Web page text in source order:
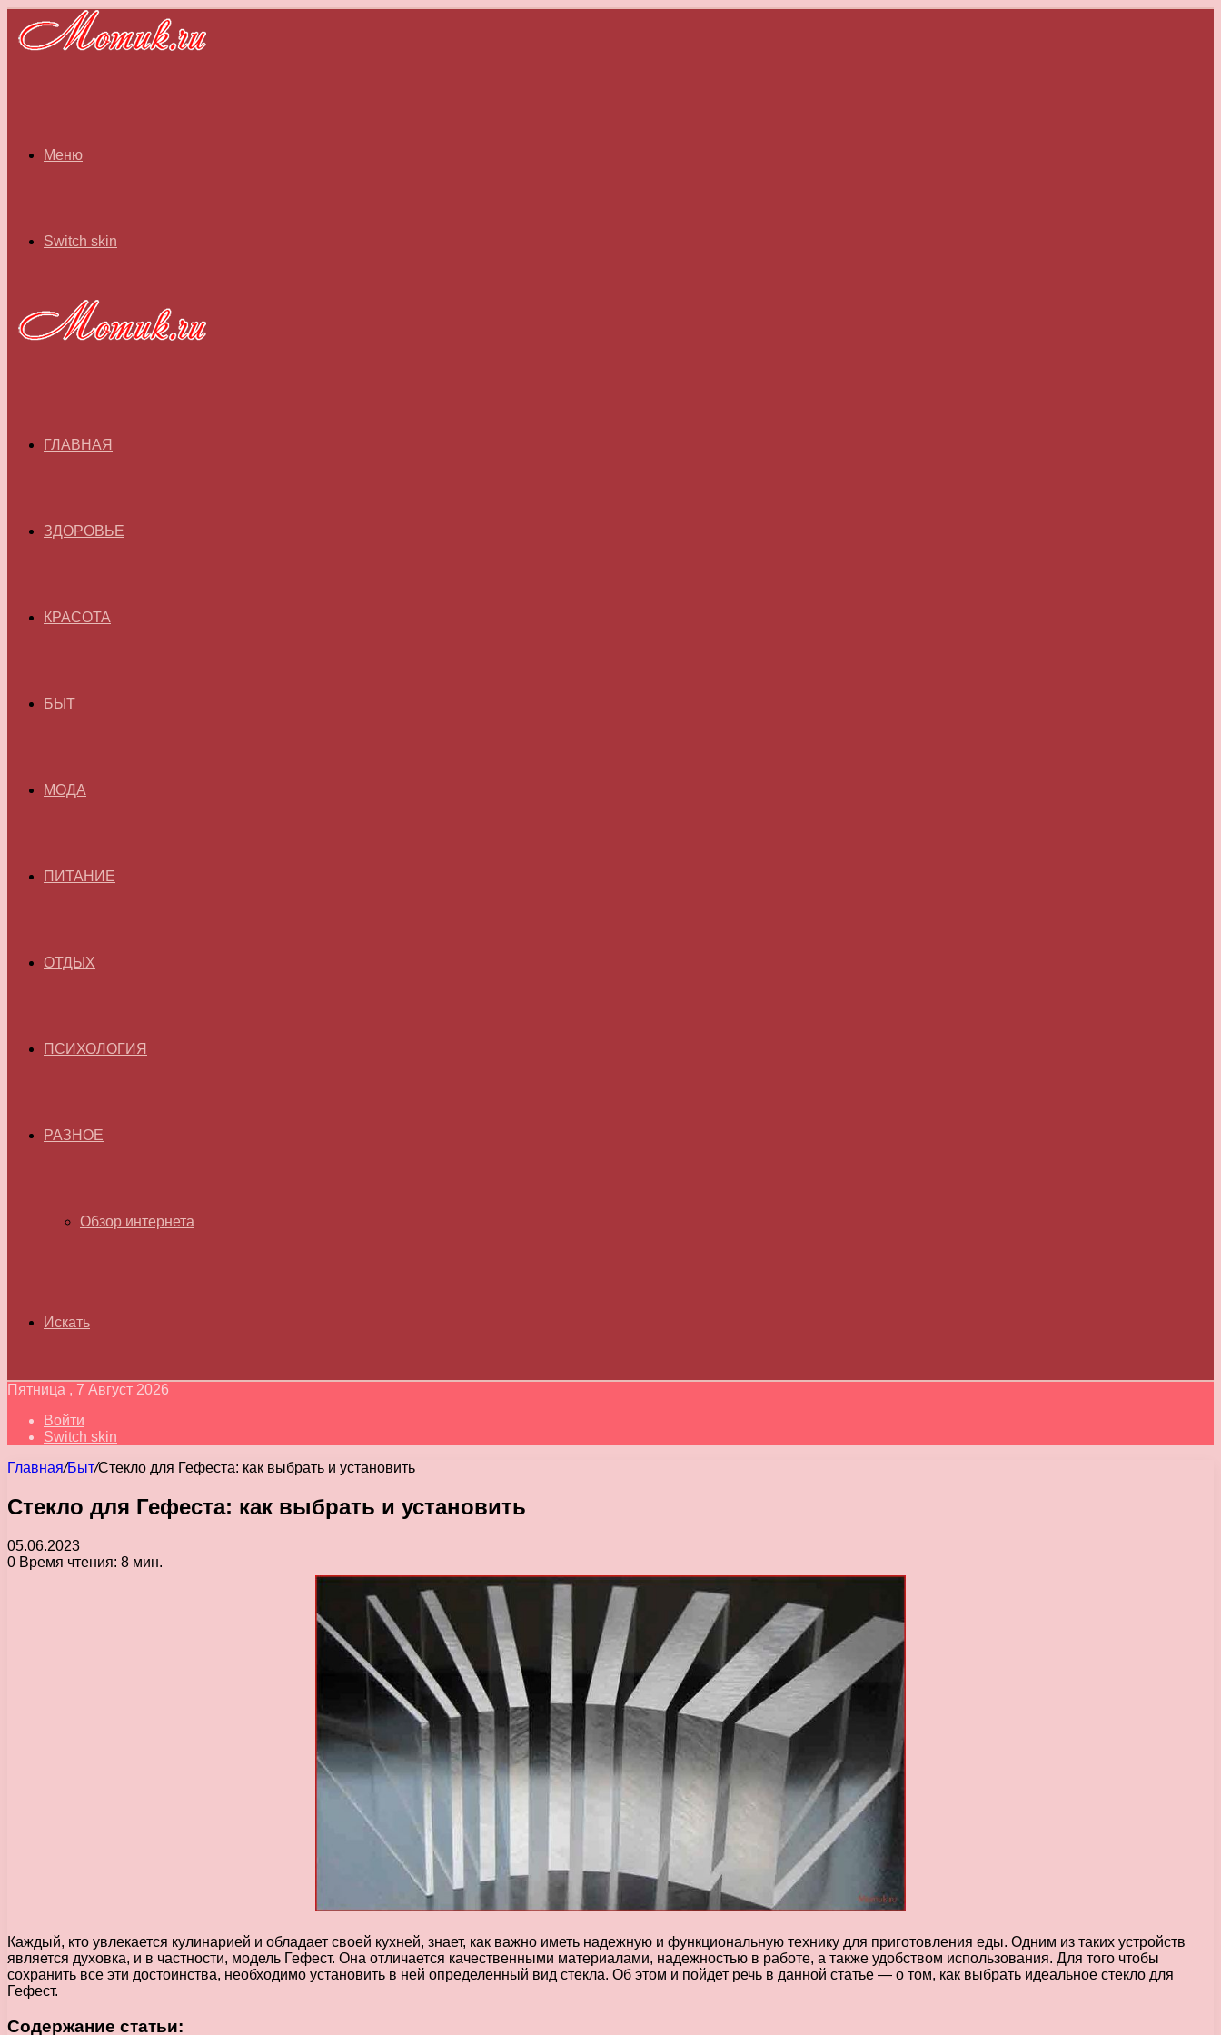
Меню
Switch skin
ГЛАВНАЯ
ЗДОРОВЬЕ
КРАСОТА
БЫТ
МОДА
ПИТАНИЕ
ОТДЫХ
ПСИХОЛОГИЯ
РАЗНОЕ
Обзор интернета
Искать
Пятница , 7 Август 2026
Войти
Switch skin
Главная/Быт/Стекло для Гефеста: как выбрать и установить
Стекло для Гефеста: как выбрать и установить
05.06.2023
0 Время чтения: 8 мин.
Каждый, кто увлекается кулинарией и обладает своей кухней, знает, как важно иметь надежную и функциональную технику для приготовления еды. Одним из таких устройств
является духовка, и в частности, модель Гефест. Она отличается качественными материалами, надежностью в работе, а также удобством использования. Для того чтобы
сохранить все эти достоинства, необходимо установить в ней определенный вид стекла. Об этом и пойдет речь в данной статье — о том, как выбрать идеальное стекло для
Гефест.
Содержание статьи: